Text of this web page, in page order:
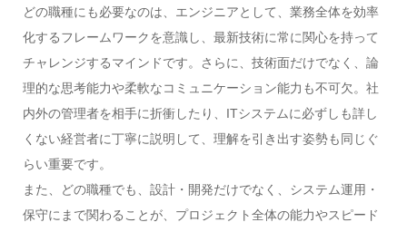
どの職種にも必要なのは、エンジニアとして、業務全体を効率
化するフレームワークを意識し、最新技術に常に関心を持って
チャレンジするマインドです。さらに、技術面だけでなく、論
理的な思考能力や柔軟なコミュニケーション能力も不可欠。社
内外の管理者を相手に折衝したり、ITシステムに必ずしも詳し
くない経営者に丁寧に説明して、理解を引き出す姿勢も同じぐ
らい重要です。
また、どの職種でも、設計・開発だけでなく、システム運用・
保守にまで関わることが、プロジェクト全体の能力やスピード